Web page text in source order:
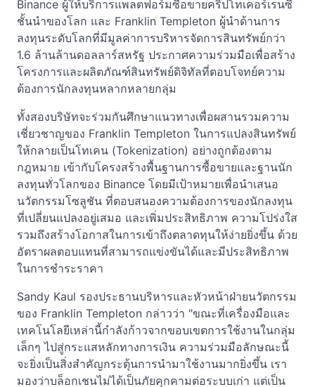
Binance ผู้ให้บริการแพลตฟอร์มซื้อขายคริปโทเคอร์เรนซี
ชั้นนำของโลก และ Franklin Templeton ผู้นำด้านการ
ลงทุนระดับโลกที่มีมูลค่าการบริหารจัดการสินทรัพย์กว่า
1.6 ล้านล้านดอลลาร์สหรัฐ ประกาศความร่วมมือเพื่อสร้าง
โครงการและผลิตภัณฑ์สินทรัพย์ดิจิทัลที่ตอบโจทย์ความ
ต้องการนักลงทุนหลากหลายกลุ่ม
ทั้งสองบริษัทจะร่วมกันศึกษาแนวทางเพื่อผสานรวมความ
เชี่ยวชาญของ Franklin Templeton ในการแปลงสินทรัพย์
ให้กลายเป็นโทเคน (Tokenization) อย่างถูกต้องตาม
กฎหมาย เข้ากับโครงสร้างพื้นฐานการซื้อขายและฐานนัก
ลงทุนทั่วโลกของ Binance โดยมีเป้าหมายเพื่อนำเสนอ
นวัตกรรมโซลูชัน ที่ตอบสนองความต้องการของนักลงทุน
ที่เปลี่ยนแปลงอยู่เสมอ และเพิ่มประสิทธิภาพ ความโปร่งใส
รวมถึงสร้างโอกาสในการเข้าถึงตลาดทุนให้ง่ายยิ่งขึ้น ด้วย
อัตราผลตอบแทนที่สามารถแข่งขันได้และมีประสิทธิภาพ
ในการชำระราคา
Sandy Kaul รองประธานบริหารและหัวหน้าฝ่ายนวัตกรรม
ของ Franklin Templeton กล่าวว่า "ขณะที่เครื่องมือและ
เทคโนโลยีเหล่านี้กำลังก้าวจากขอบเขตการใช้งานในกลุ่ม
เล็กๆ ไปสู่กระแสหลักทางการเงิน ความร่วมมือลักษณะนี้
จะยิ่งเป็นสิ่งสำคัญกระตุ้นการนำมาใช้งานมากยิ่งขึ้น เรา
มองว่าบล็อกเชนไม่ได้เป็นภัยคุกคามต่อระบบเก่า แต่เป็น